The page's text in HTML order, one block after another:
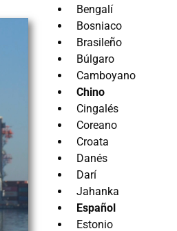
Bengalí
Bosniaco
Brasileño
Búlgaro
Camboyano
Chino
Cingalés
Coreano
Croata
Danés
Darí
Jahanka
Español
Estonio